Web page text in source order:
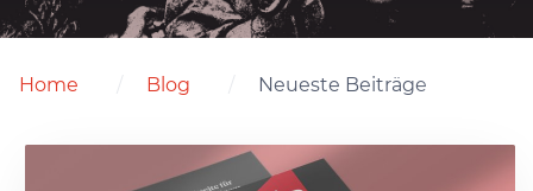
Home Blog Neueste Beiträge